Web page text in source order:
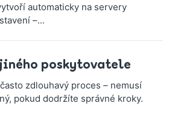
automaticky na servery
–...
poskytovatele
zdlouhavý proces – nemusí
pokud dodržíte správné kroky.